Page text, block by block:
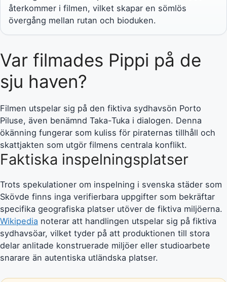
återkommer i filmen, vilket skapar en sömlös
övergång mellan rutan och bioduken.
Var filmades Pippi på de
sju haven?
Filmen utspelar sig på den fiktiva sydhavsön Porto
Piluse, även benämnd Taka-Tuka i dialogen. Denna
ökänning fungerar som kuliss för piraternas tillhåll och
skattjakten som utgör filmens centrala konflikt.
Faktiska inspelningsplatser
Trots spekulationer om inspelning i svenska städer som
Skövde finns inga verifierbara uppgifter som bekräftar
specifika geografiska platser utöver de fiktiva miljöerna.
Wikipedia noterar att handlingen utspelar sig på fiktiva
sydhavsöar, vilket tyder på att produktionen till stora
delar anlitade konstruerade miljöer eller studioarbete
snarare än autentiska utländska platser.